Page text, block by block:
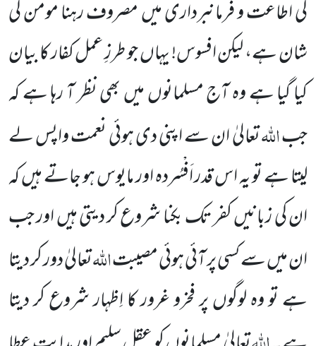
کی اطاعتو فرمانبرداری میں مصروف رہنا مومن کی
شان ہے، لیکن افسوس! یہاں جو طرزِ عمل کفار کا بیان
کیا گیا ہے وہ آج مسلمانوںمیں بھی نظر آ رہا ہے کہ
جباللہتعالیٰ ان سے اپنی دی ہوئی نعمت واپس لے
لیتا ہے تو یہ اس قدر اَفْسُردہ اور مایوس ہو جاتےہیں کہ
ان کی زبانیں کفر تک بکنا شروع کر دیتی ہیں اور جب
ان میں سے کسی پر آئی ہوئی مصیبتاللہتعالیٰ دور کر دیتا
ہے تو وہ لوگوں پر فخرو غرور کا اِظہار شروع کر دیتا